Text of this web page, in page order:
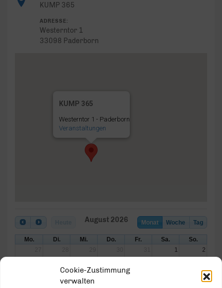
Cookie-Zustimmung
verwalten
KUMP 365
ADRESSE:
Westerntor 1
33098 Paderborn
KUMP 365
Westerntor 1 - Paderborn
Veranstaltungen
Monat Woche Tag
August 2026
Mo. Di. Mi. Do. Fr. Sa.
So.
1 2
4 5 6 9